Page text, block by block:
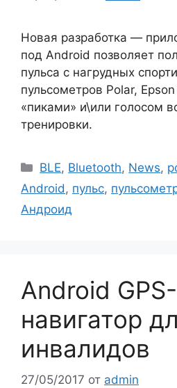
Новая разработка —
под Android позволяет
пульса с нагрудных
пульсометров Polar,
«пиками» и\или голосом
тренировки.
Рубрики
BLE, Bluetooth, News,
Android, пульс,
Андроид
Android GPS-
навигатор
инвалидов
27/05/2017 от admin